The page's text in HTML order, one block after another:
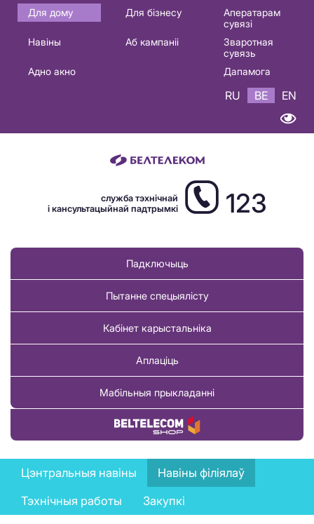
Основная
навигация
Для дому Для бізнесу
Аператарам
сувязі
Навіны
Аб кампаніі
Зваротная
сувязь
Адно акно
Дапамога
RU BE EN
служба тэхнічнай
і кансультацыйнай падтрымкі
123
Падключыць
Пытанне спецыялісту
Кабінет карыстальніка
Аплаціць
Мабільныя прыкладанні
Купіць тавар
News
menu
Цэнтральныя навіны
Навіны філіялаў
Тэхнічныя работы
Закупкі